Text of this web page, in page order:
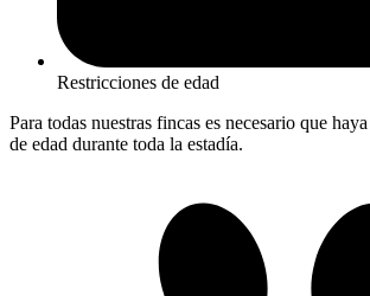
Restricciones de edad
Para todas nuestras fincas es necesario que
de edad durante toda la estadía.